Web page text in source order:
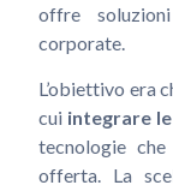
offre
corporate.
L’obiettivo era
cui integrare
tecnologie
offerta. La